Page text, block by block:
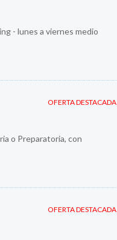
- lunes a viernes medio
OFERTA DESTACADA
o Preparatoria, con
OFERTA DESTACADA